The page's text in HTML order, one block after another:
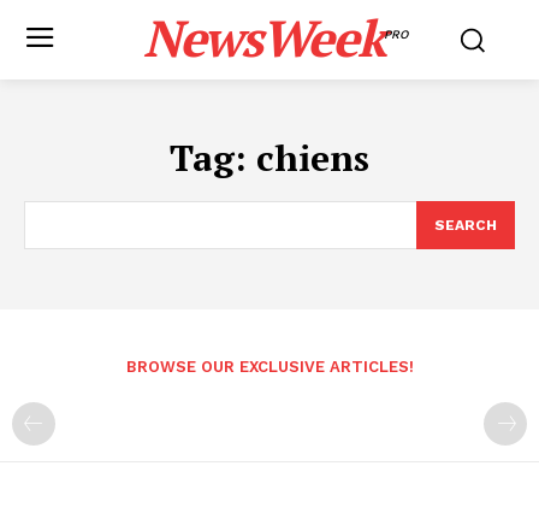
NewsWeekPRO
Tag: chiens
SEARCH
BROWSE OUR EXCLUSIVE ARTICLES!